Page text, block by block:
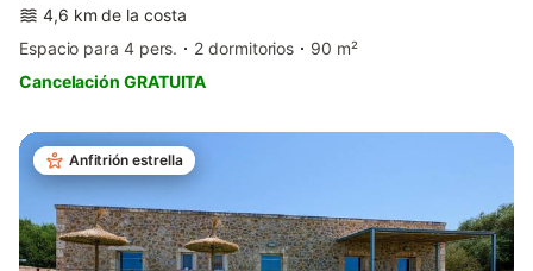
4,6 km de la costa
Espacio para 4 pers.
2 dormitorios
90 m²
Cancelación GRATUITA
Anfitrión estrella